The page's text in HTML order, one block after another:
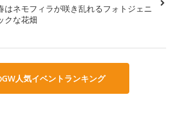
はネモフィラが咲き乱れるフォトジェニ
クな花畑
人気イベントランキング